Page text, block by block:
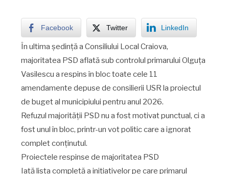
la bugetul 2026
by ES TV on 8 MAI 2026 0 COMMENTS
Facebook Twitter LinkedIn
În ultima ședință a Consiliului Local Craiova,
majoritatea PSD aflată sub controlul primarului Olguța
Vasilescu a respins în bloc toate cele 11
amendamente depuse de consilierii USR la proiectul
de buget al municipiului pentru anul 2026.
Refuzul majorității PSD nu a fost motivat punctual, ci a
fost unul în bloc, printr-un vot politic care a ignorat
complet conținutul.
Proiectele respinse de majoritatea PSD
Iată lista completă a inițiativelor pe care primarul